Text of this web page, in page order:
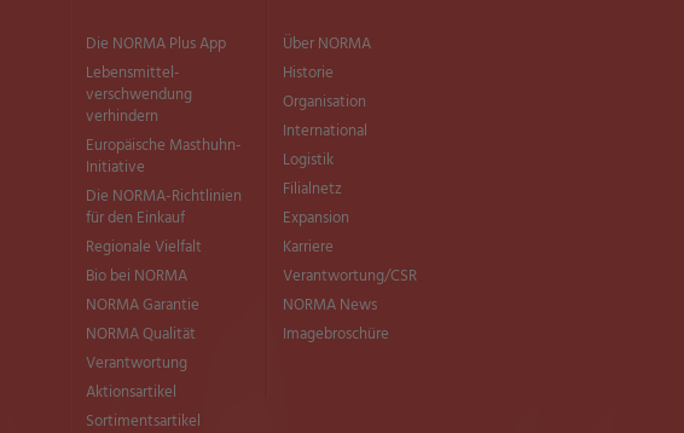
Die NORMA Plus App
Lebensmittel­
verschwendung
verhindern
Europäische Masthuhn-
Initiative
Die NORMA-Richtlinien
für den Einkauf
Regionale Vielfalt
Bio bei NORMA
NORMA Garantie
NORMA Qualität
Verantwortung
Aktionsartikel
Sortimentsartikel
Über NORMA
Historie
Organisation
International
Logistik
Filialnetz
Expansion
Karriere
Verantwortung/CSR
NORMA News
Imagebroschüre